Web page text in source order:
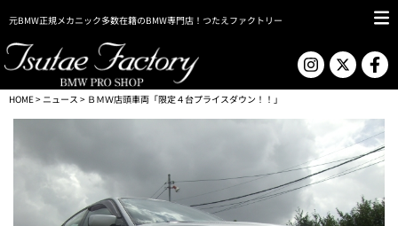
元BMW正規メカニック多数在籍のBMW専門店！つたえファクトリー
HOME> ニュース > ＢＭＷ店頭車両「限定４台プライスダウン！！」